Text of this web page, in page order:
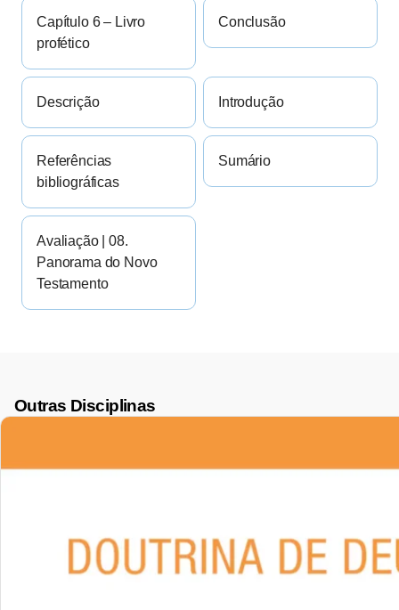
Capítulo 6 – Livro
profético
Conclusão
Descrição Introdução
Referências
bibliográficas
Sumário
Avaliação | 08.
Panorama do Novo
Testamento
Outras Disciplinas